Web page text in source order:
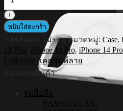
SHIELD
เคส
ใส
กระแทก
iPhone
Smiley058
หยิบใส่ตะกร้า
ไม่ระบุ หมวดหมู่: Case,
14 Plus
iPhone 14 Pro, iPhone 14
Collection
,เคสพิมพ์ลาย
หมวดหมู่สินค้า
รุ่นมือถือ
SAMSUNG A37